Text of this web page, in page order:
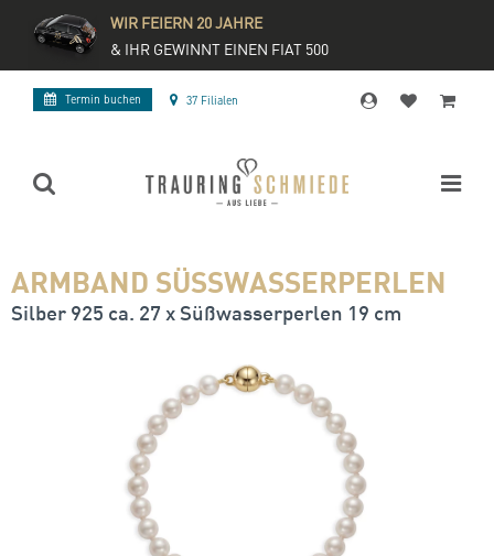
WIR FEIERN 20 JAHRE
& IHR GEWINNT EINEN FIAT 500
Termin buchen 37 Filialen
ARMBAND SÜSSWASSERPERLEN
Silber 925 ca. 27 x Süßwasserperlen 19 cm